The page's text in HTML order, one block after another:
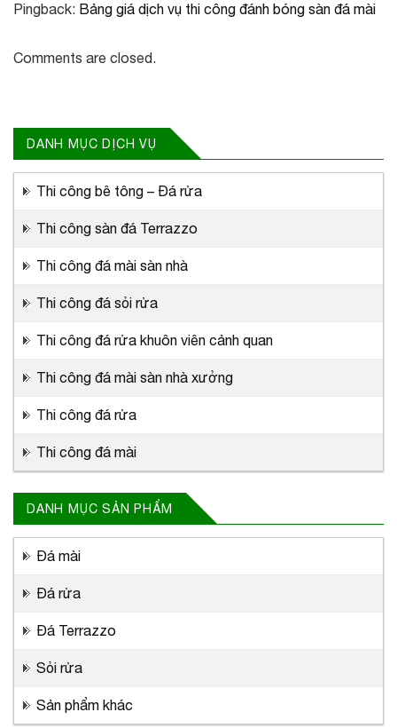
DANH MỤC DỊCH VỤ
Thi công bê tông – Đá rửa
Thi công sàn đá Terrazzo
Thi công đá mài sàn nhà
Thi công đá sỏi rửa
Thi công đá rửa khuôn viên cảnh quan
Thi công đá mài sàn nhà xưởng
Thi công đá rửa
Thi công đá mài
DANH MỤC SẢN PHẨM
Đá mài
Đá rửa
Đá Terrazzo
Sỏi rửa
Sản phẩm khác
Pingback: Bảng giá dịch vụ thi công đánh bóng sàn đá mài
Comments are closed.